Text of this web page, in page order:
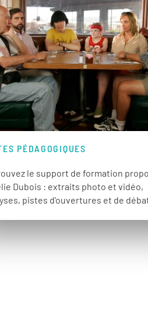
PÉDAGOGIQUES
le support de formation
Dubois : extraits photo et vidéo,
pistes d'ouvertures et de